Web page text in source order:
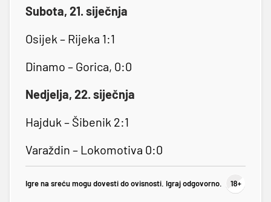
Subota, 21. siječnja
Osijek – Rijeka 1:1
Dinamo – Gorica, 0:0
Nedjelja, 22. siječnja
Hajduk – Šibenik 2:1
Varaždin – Lokomotiva 0:0
Igre na sreću mogu dovesti do ovisnosti. Igraj odgovorno.